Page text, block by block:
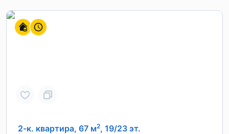
2-к. квартира, 67 м2, 19/23 эт.